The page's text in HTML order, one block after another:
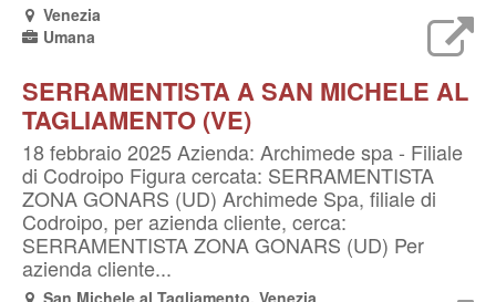
Venezia
Umana
SERRAMENTISTA A SAN MICHELE AL
TAGLIAMENTO (VE)
18 febbraio 2025 Azienda: Archimede spa - Filiale
di Codroipo Figura cercata: SERRAMENTISTA
ZONA GONARS (UD) Archimede Spa, filiale di
Codroipo, per azienda cliente, cerca:
SERRAMENTISTA ZONA GONARS (UD) Per
azienda cliente...
San Michele al Tagliamento, Venezia